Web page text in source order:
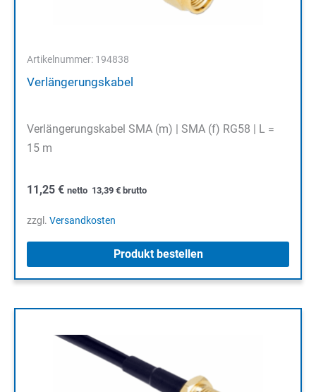
Artikelnummer: 194838
Verlängerungskabel
Verlängerungskabel SMA (m) | SMA (f) RG58 | L =
15 m
11,25 € netto 13,39 € brutto
zzgl. Versandkosten
Produkt bestellen